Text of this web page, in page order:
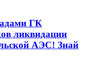
ГК
ликвидации
АЭС! Знай